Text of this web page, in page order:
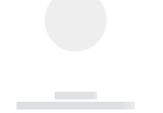
------------
----------- ----------- ----------